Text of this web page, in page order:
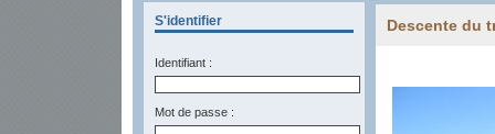
S'identifier
Identifiant :
Mot de passe :
Descente du